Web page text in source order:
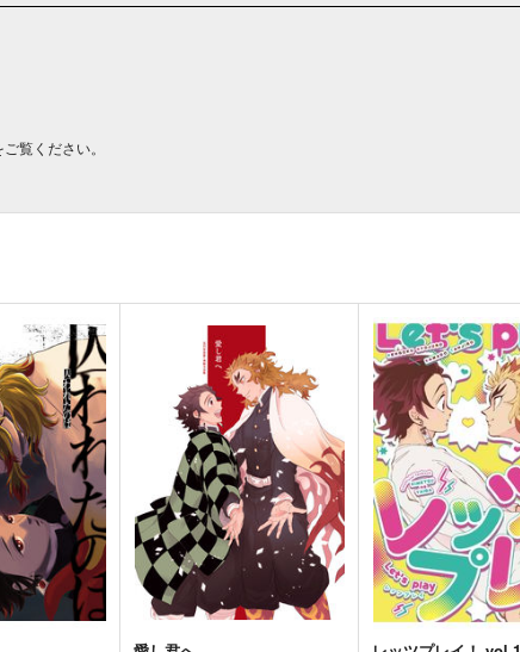
ご覧ください。